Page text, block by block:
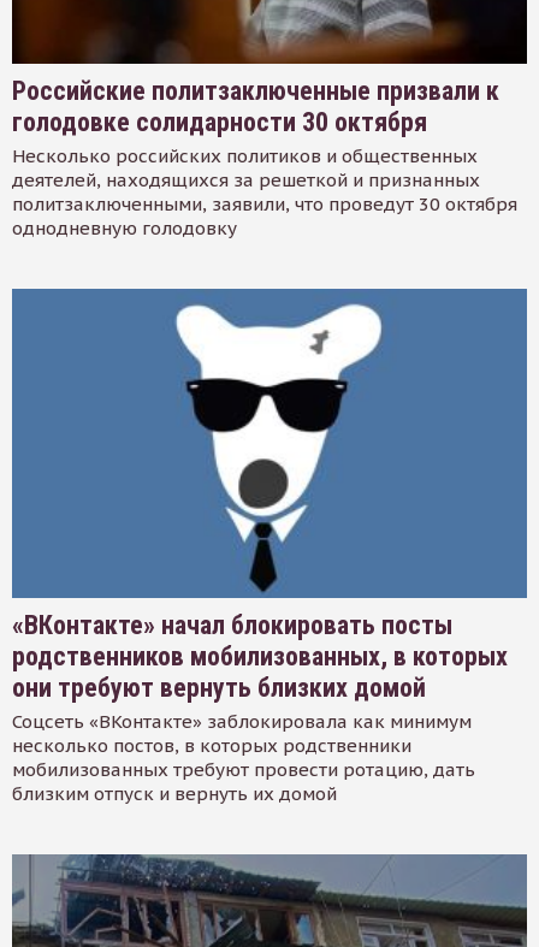
Российские политзаключенные призвали к
голодовке солидарности 30 октября
Несколько российских политиков и общественных
деятелей, находящихся за решеткой и признанных
политзаключенными, заявили, что проведут 30 октября
однодневную голодовку
«ВКонтакте» начал блокировать посты
родственников мобилизованных, в которых
они требуют вернуть близких домой
Соцсеть «ВКонтакте» заблокировала как минимум
несколько постов, в которых родственники
мобилизованных требуют провести ротацию, дать
близким отпуск и вернуть их домой